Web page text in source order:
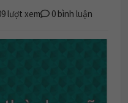
lượt xem 0 bình luận